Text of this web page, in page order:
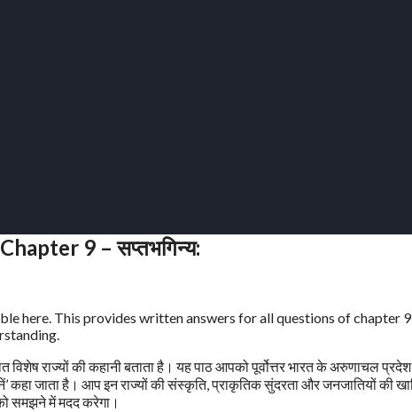
9 – सप्तभगिन्य:
here. This provides written answers for all questions of chapter 9
विशेष राज्यों की कहानी बताता है। यह पाठ आपको पूर्वोत्तर भारत के अरुणाचल
कहा जाता है। आप इन राज्यों की संस्कृति, प्राकृतिक सुंदरता और जनजातियों की
समझने में मदद करेगा।